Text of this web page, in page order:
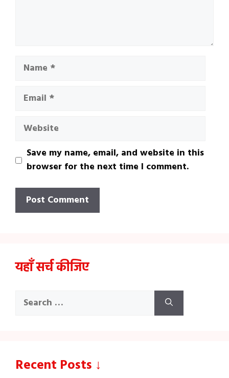
Name
Email
Website
Save my name, email, and website in this
browser for the next time I comment.
यहाँ सर्च कीजिए
Search
Recent Posts ↓